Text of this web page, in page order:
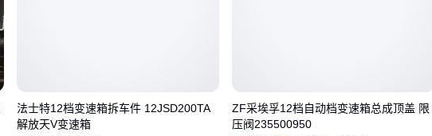
离合器总成：需要与变速箱扭矩容量匹配，否则容易出现打
法士特12档变速箱拆车件 12JSD200TA
解放天V变速箱
ZF采埃孚12档自动档变速箱总成顶盖 限
压阀235500950